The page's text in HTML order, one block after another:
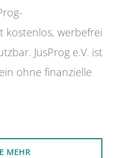
kostenlos, werbefrei
JusProg e.V. ist
ohne finanzielle
MEHR